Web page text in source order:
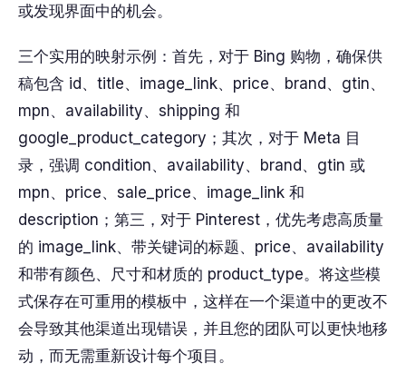
或发现界面中的机会。
三个实用的映射示例：首先，对于 Bing 购物，确保供
稿包含 id、title、image_link、price、brand、gtin、
mpn、availability、shipping 和
google_product_category；其次，对于 Meta 目
录，强调 condition、availability、brand、gtin 或
mpn、price、sale_price、image_link 和
description；第三，对于 Pinterest，优先考虑高质量
的 image_link、带关键词的标题、price、availability
和带有颜色、尺寸和材质的 product_type。将这些模
式保存在可重用的模板中，这样在一个渠道中的更改不
会导致其他渠道出现错误，并且您的团队可以更快地移
动，而无需重新设计每个项目。